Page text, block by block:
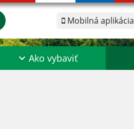
Mobilná aplikácia
Ako vybaviť